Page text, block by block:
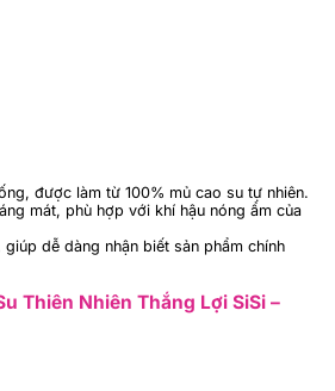
được làm từ 100% mủ cao su tự nhiên.
mát, phù hợp với khí hậu nóng ẩm của
dễ dàng nhận biết sản phẩm chính
Thiên Nhiên Thắng Lợi SiSi –